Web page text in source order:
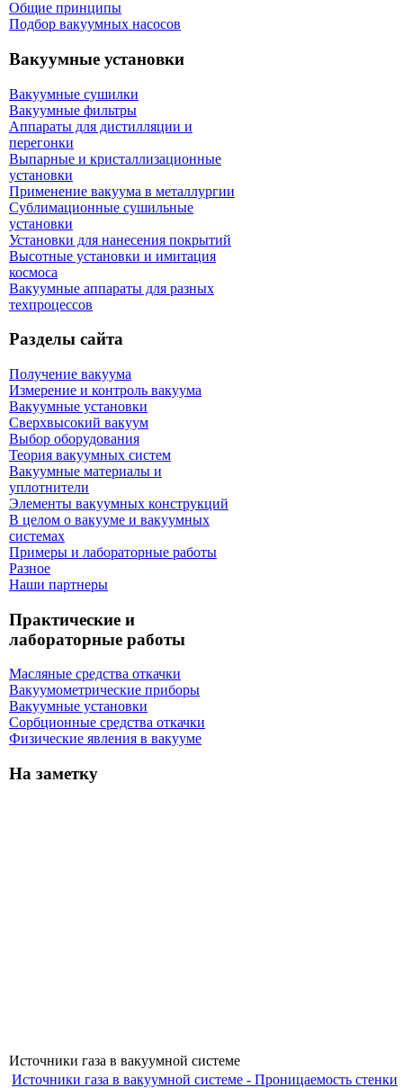
Общие принципы
Подбор вакуумных насосов
Вакуумные установки
Вакуумные сушилки
Вакуумные фильтры
Аппараты для дистилляции и
перегонки
Выпарные и кристаллизационные
установки
Применение вакуума в металлургии
Сублимационные сушильные
установки
Установки для нанесения покрытий
Высотные установки и имитация
космоса
Вакуумные аппараты для разных
техпроцессов
Разделы сайта
Получение вакуума
Измерение и контроль вакуума
Вакуумные установки
Сверхвысокий вакуум
Выбор оборудования
Теория вакуумных систем
Вакуумные материалы и
уплотнители
Элементы вакуумных конструкций
В целом о вакууме и вакуумных
системах
Примеры и лабораторные работы
Разное
Наши партнеры
Практические и
лабораторные работы
Масляные средства откачки
Вакуумометрические приборы
Вакуумные установки
Сорбционные средства откачки
Физические явления в вакууме
На заметку
Источники газа в вакуумной системе
Источники газа в вакуумной системе - Проницаемость стенки